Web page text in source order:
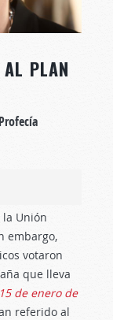
PLAN
Unión
embargo,
votaron
que lleva
de enero de
referido al